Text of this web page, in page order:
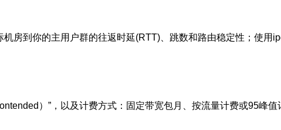
房到你的主用户群的往返时延(RTT)、跳数和路由稳定性；使用
）”，以及计费方式：固定带宽包月、按流量计费或95峰